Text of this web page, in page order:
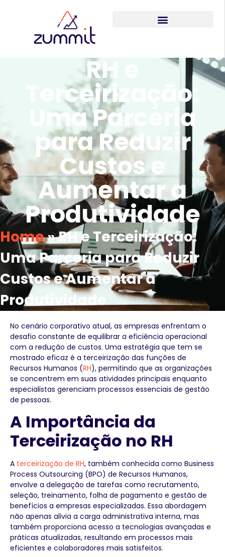
RH e
Terceirização:
Uma Parceria
para Reduzir
Custos e
Aumentar a
Produtividade
Home»RH e Terceirização:
Uma Parceria para Reduzir
Custos e Aumentar a
Produtividade
No cenário corporativo atual, as empresas enfrentam o
desafio constante de equilibrar a eficiência operacional
com a redução de custos. Uma estratégia que tem se
mostrado eficaz é a terceirização das funções de
Recursos Humanos (RH), permitindo que as organizações
se concentrem em suas atividades principais enquanto
especialistas gerenciam processos essenciais de gestão
de pessoas.
A Importância da
Terceirização no RH
A terceirização de RH, também conhecida como Business
Process Outsourcing (BPO) de Recursos Humanos,
envolve a delegação de tarefas como recrutamento,
seleção, treinamento, folha de pagamento e gestão de
benefícios a empresas especializadas. Essa abordagem
não apenas alivia a carga administrativa interna, mas
também proporciona acesso a tecnologias avançadas e
práticas atualizadas, resultando em processos mais
eficientes e colaboradores mais satisfeitos.